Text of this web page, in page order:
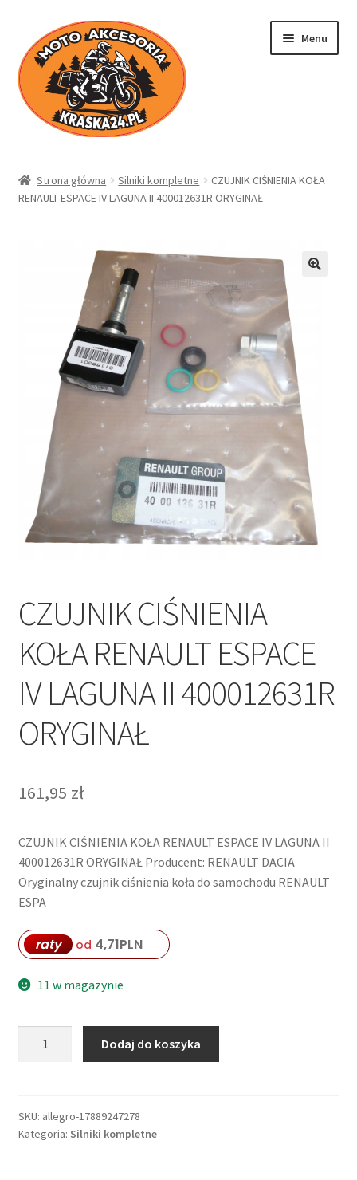
Przejdź
do
nawigacji
Przejdź
do
treści
Menu
Sklep
Regulamin
Polityka prywatności
Kontakt
Strona główna Silniki kompletne
CZUJNIK CIŚNIENIA KOŁA
RENAULT ESPACE IV LAGUNA II 400012631R ORYGINAŁ
CZUJNIK CIŚNIENIA
KOŁA RENAULT ESPACE
IV LAGUNA II 400012631R
ORYGINAŁ
161,95 zł
CZUJNIK CIŚNIENIA KOŁA RENAULT ESPACE IV LAGUNA II
400012631R ORYGINAŁ Producent: RENAULT DACIA
Oryginalny czujnik ciśnienia koła do samochodu RENAULT
ESPA
raty od 4,71PLN
11 w magazynie
RENAULT
ESPACE
Dodaj do koszyka
SKU: allegro-17889247278
Kategoria: Silniki kompletne